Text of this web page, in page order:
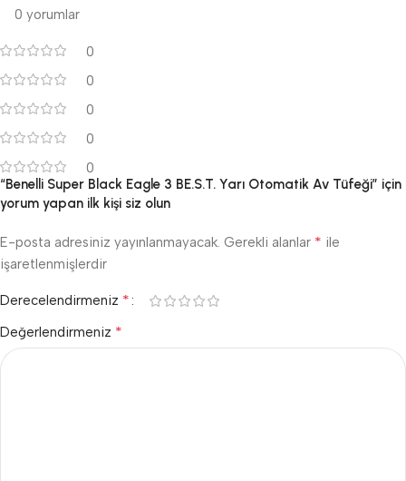
0 yorumlar
0
0
0
0
0
“Benelli Super Black Eagle 3 BE.S.T. Yarı Otomatik Av Tüfeği” için
yorum yapan ilk kişi siz olun
E-posta adresiniz yayınlanmayacak. Gerekli alanlar * ile
işaretlenmişlerdir
Derecelendirmeniz *
Değerlendirmeniz *